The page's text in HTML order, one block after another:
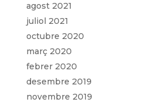
agost 2021
juliol 2021
octubre 2020
març 2020
febrer 2020
desembre 2019
novembre 2019